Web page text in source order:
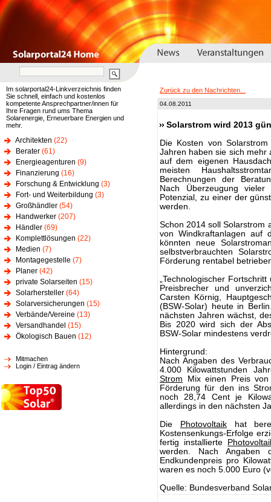
Im solarportal24-Linkverzeichnis finden
Sie schnell, einfach und kostenlos
kompetente Ansprechpartner/innen für
Ihre Fragen rund ums Thema
Solarenergie, Erneuerbare Energien und
mehr.
Architekten (22)
Berater (61)
Energieagenturen (9)
Finanzierung (16)
Forschung & Entwicklung (3)
Fort- und Weiterbildung (3)
Großhändler (54)
Handwerker (207)
Händler (69)
Komplettlösungen (22)
Medien (7)
Montagegestelle (7)
Planer (42)
private Solarseiten (15)
Solarhersteller (64)
Solarversicherungen (15)
Verbände/Vereine (13)
Versandhandel (15)
Ökologisch Bauen (12)
Mitmachen
Login / Eintrag ändern
Zurück zu den Nachrichten...
04.08.2011
Solarstrom wird 2013
Die Kosten von
Jahren haben sie sich mehr
auf dem eigenen
meisten
Berechnungen der
Nach Überzeugung
Potenzial, zu einer der
werden.
Schon 2014 soll Solarstrom
von Windkraftanlagen auf
könnten neue
selbstverbrauchten
Förderung rentabel
„Technologischer
Preisbrecher und
Carsten Körnig,
(BSW-Solar) heute in
nächsten Jahren wächst,
Bis 2020 wird sich der
BSW-Solar mindestens
Hintergrund:
Nach Angaben des
4.000 Kilowattstunden
Strom Mix einen Preis
Förderung für den ins
noch 28,74 Cent je
allerdings in den nächsten
Die
Photovoltaikhat
Kostensenkungs-Erfolge
fertig installierte
werden. Nach Angaben
Endkundenpreis pro
waren es noch 5.000 Euro
Quelle: Bundesverband